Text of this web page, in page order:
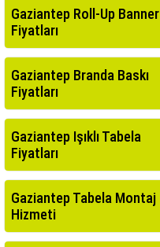
Gaziantep Roll-Up Banner
Fiyatları
Gaziantep Branda Baskı
Fiyatları
Gaziantep Işıklı Tabela
Fiyatları
Gaziantep Tabela Montaj
Hizmeti